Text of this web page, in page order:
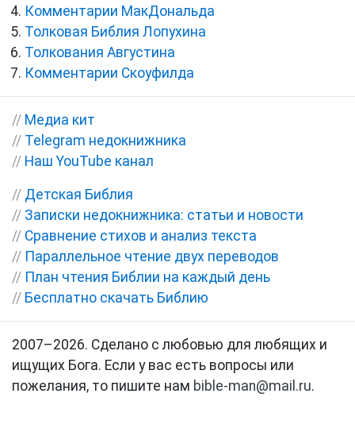
Комментарии МакДональда
Толковая Библия Лопухина
Толкования Августина
Комментарии Скоуфилда
// Медиа кит
// Telegram недокнижника
// Наш YouTube канал
// Детская Библия
// Записки недокнижника: статьи и новости
// Сравнение стихов и анализ текста
// Параллельное чтение двух переводов
// План чтения Библии на каждый день
// Бесплатно скачать Библию
2007–2026. Сделано с любовью для любящих и
ищущих Бога. Если у вас есть вопросы или
пожелания, то пишите нам bible-man@mail.ru.